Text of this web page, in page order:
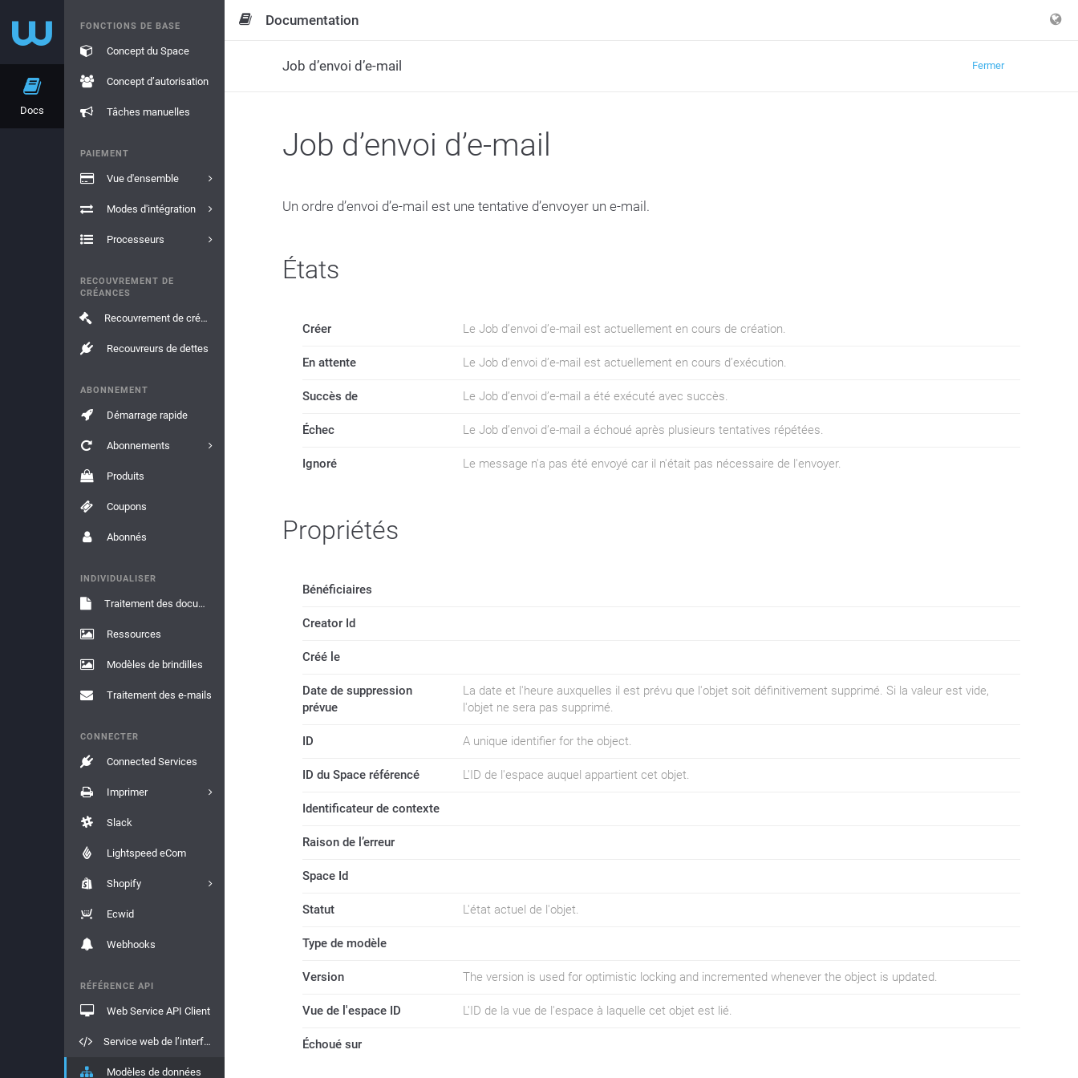
Docs
FONCTIONS DE BASE
Concept du Space
Concept d’autorisation
Tâches manuelles
PAIEMENT
Vue d'ensemble
Modes d'intégration
Processeurs
RECOUVREMENT DE
CRÉANCES
Recouvrement de créances
Recouvreurs de dettes
ABONNEMENT
Démarrage rapide
Abonnements
Produits
Coupons
Abonnés
INDIVIDUALISER
Traitement des documents
Ressources
Modèles de brindilles
Traitement des e-mails
CONNECTER
Connected Services
Imprimer
Slack
Lightspeed eCom
Shopify
Ecwid
Webhooks
RÉFÉRENCE API
Web Service API Client
Service web de l’interface API
Modèles de données
Documentation
Job d’envoi d’e-mail Fermer
Job d’envoi d’e-mail
Un ordre d’envoi d’e-mail est une tentative d’envoyer un e-mail.
États
Créer Le Job d’envoi d’e-mail est actuellement en cours de création.
En attente Le Job d’envoi d’e-mail est actuellement en cours d’exécution.
Succès de Le Job d’envoi d’e-mail a été exécuté avec succès.
Échec Le Job d’envoi d’e-mail a échoué après plusieurs tentatives répétées.
Ignoré Le message n'a pas été envoyé car il n'était pas nécessaire de l'envoyer.
Propriétés
Bénéficiaires
Creator Id
Créé le
Date de suppression
prévue
La date et l'heure auxquelles il est prévu que l'objet soit définitivement supprimé. Si la valeur est vide,
l'objet ne sera pas supprimé.
ID A unique identifier for the object.
ID du Space référencé L'ID de l'espace auquel appartient cet objet.
Identificateur de contexte
Raison de l’erreur
Space Id
Statut L'état actuel de l'objet.
Type de modèle
Version The version is used for optimistic locking and incremented whenever the object is updated.
Vue de l'espace ID L'ID de la vue de l'espace à laquelle cet objet est lié.
Échoué sur